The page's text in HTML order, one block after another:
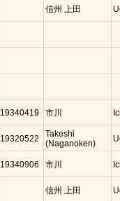
信州 上田
19340419 市川
19320522
Takeshi
(Naganoken)
19340906 市川
信州 上田